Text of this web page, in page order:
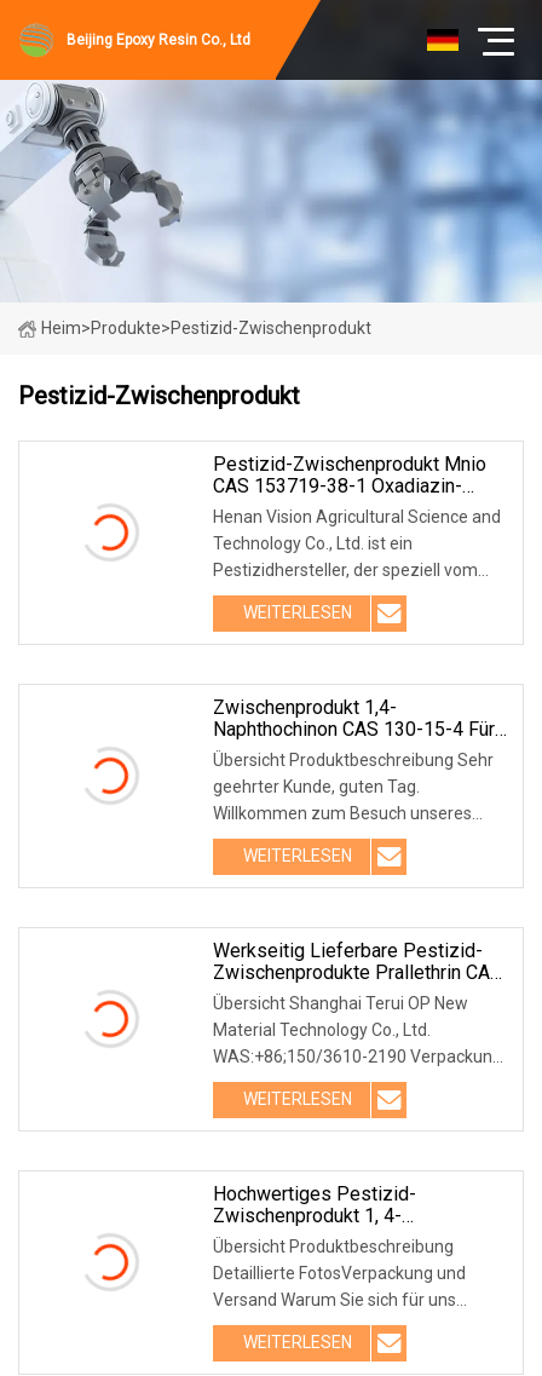
Beijing Epoxy Resin Co., Ltd
Heim>Produkte>Pestizid-Zwischenprodukt
Pestizid-Zwischenprodukt
Pestizid-Zwischenprodukt Mnio
CAS 153719-38-1 Oxadiazin-
Thiamethoxam-Zwischenprodukt
Ccmt CAS 105827-91-6
Landwirtschafts-Zwischenprodukt
Hersteller
Henan Vision Agricultural Science and
Technology Co., Ltd. ist ein
Pestizidhersteller, der speziell vom
Ministerium für
WEITERLESEN
Zwischenprodukt 1,4-
Naphthochinon CAS 130-15-4 Für
Pestizid-Bakterizid
Übersicht Produktbeschreibung Sehr
geehrter Kunde, guten Tag.
Willkommen zum Besuch unseres
Produkts. 1,4-Naphthochino
WEITERLESEN
Werkseitig Lieferbare Pestizid-
Zwischenprodukte Prallethrin CAS-
Nr. 23031-36-9 Hochreines
Prallethrin
Übersicht Shanghai Terui OP New
Material Technology Co., Ltd.
WAS:+86;150/3610-2190 Verpackung
und Versand Wir verwende
WEITERLESEN
Hochwertiges Pestizid-
Zwischenprodukt 1, 4-
Dichlorbenzol CAS 106-46-7
Übersicht Produktbeschreibung
Detaillierte FotosVerpackung und
Versand Warum Sie sich für uns
entscheiden sollten 1. Um
WEITERLESEN